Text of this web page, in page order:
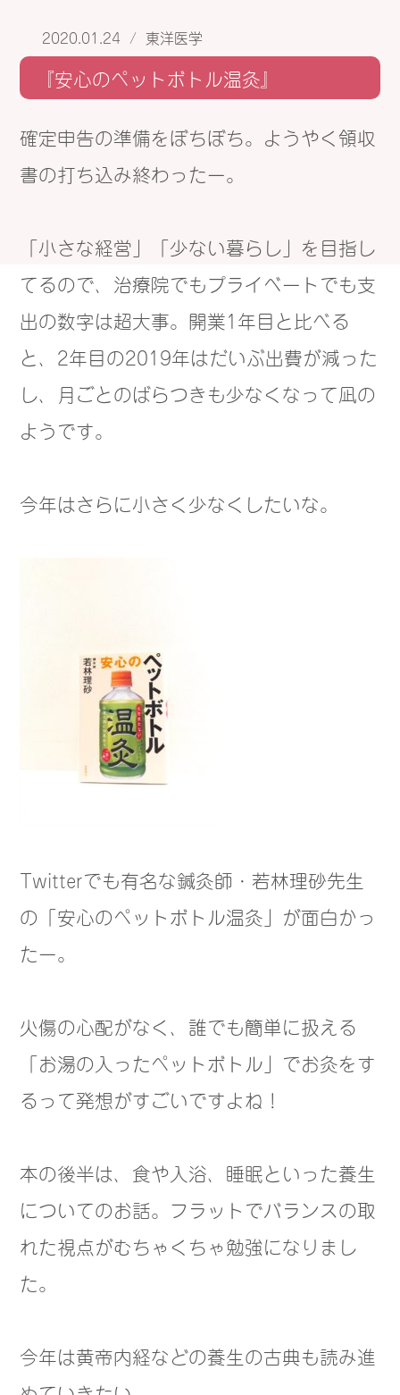
2020.01.24 / 東洋医学
『安心のペットボトル温灸』
確定申告の準備をぼちぼち。ようやく領収
書の打ち込み終わったー。
「小さな経営」「少ない暮らし」を目指し
てるので、治療院でもプライベートでも支
出の数字は超大事。開業1年目と比べる
と、2年目の2019年はだいぶ出費が減った
し、月ごとのばらつきも少なくなって凪の
ようです。
今年はさらに小さく少なくしたいな。
Twitterでも有名な鍼灸師・若林理砂先生
の「安心のペットボトル温灸」が面白かっ
たー。
火傷の心配がなく、誰でも簡単に扱える
「お湯の入ったペットボトル」でお灸をす
るって発想がすごいですよね！
本の後半は、食や入浴、睡眠といった養生
についてのお話。フラットでバランスの取
れた視点がむちゃくちゃ勉強になりまし
た。
今年は黄帝内経などの養生の古典も読み進